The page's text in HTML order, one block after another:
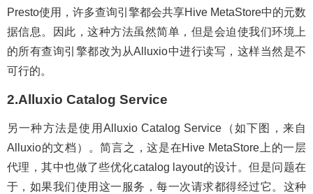
Presto使用，许多查询引擎都会共享Hive MetaStore中的元数
据信息。因此，这种方法虽然简单，但是会迫使我们环境上
的所有查询引擎都改为从Alluxio中进行读写，这样当然是不
可行的。
2.Alluxio Catalog Service
另一种方法是使用Alluxio Catalog Service（如下图，来自
Alluxio的文档）。简言之，这是在Hive MetaStore上的一层
代理，其中也做了些优化catalog layout的设计。但是问题在
于，如果我们使用这一服务，每一次请求都得经过它。这种